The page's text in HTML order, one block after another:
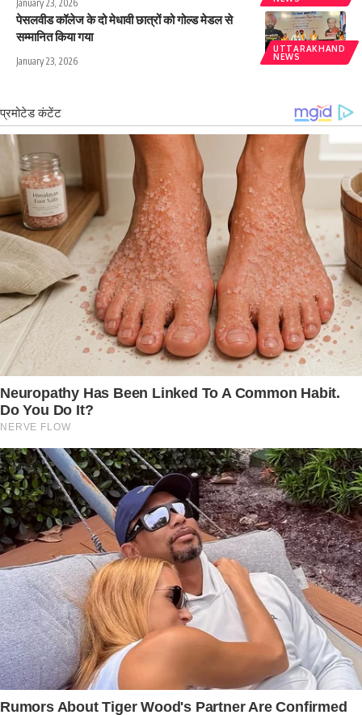
January 23, 2026
UTTARAKHAND
NEWS
पेसलवीड कॉलेज के दो मेधावी छात्रों को गोल्ड मेडल से
सम्मानित किया गया
January 23, 2026